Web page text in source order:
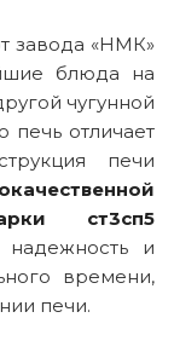
завода «НМК»
блюда на
чугунной
печь отличает
печи
ст3сп5
надежность и
времени,
печи.